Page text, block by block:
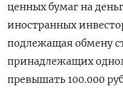
ценных бумаг на
иностранных
подлежащая обмену
принадлежащих
превышать 100.000